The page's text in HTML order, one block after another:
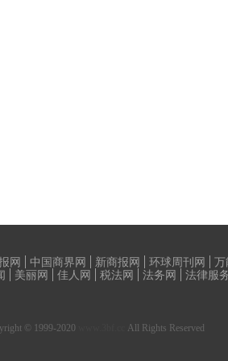
网 中国商界网 新商报网 环球周刊网 万
美丽网 佳人网 税法网 法务网 法律服
© 1999-2020 All Rights Reserved